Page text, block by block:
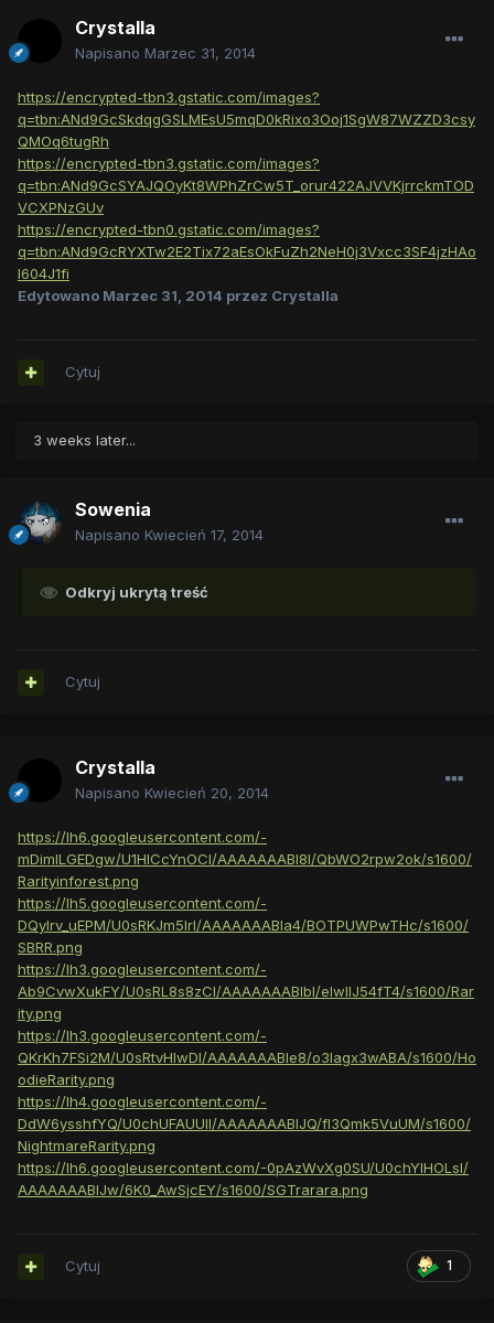
Crystalla
Napisano Marzec 31, 2014
https://encrypted-tbn3.gstatic.com/images?
q=tbn:ANd9GcSkdqgGSLMEsU5mqD0kRixo3Ooj1SgW87WZZD3csy
QMOq6tugRh
https://encrypted-tbn3.gstatic.com/images?
q=tbn:ANd9GcSYAJQOyKt8WPhZrCw5T_orur422AJVVKjrrckmTOD
VCXPNzGUv
https://encrypted-tbn0.gstatic.com/images?
q=tbn:ANd9GcRYXTw2E2Tix72aEsOkFuZh2NeH0j3Vxcc3SF4jzHAo
l604J1fi
Edytowano Marzec 31, 2014 przez Crystalla
Cytuj
3 weeks later...
Sowenia
Napisano Kwiecień 17, 2014
Odkryj ukrytą treść
Cytuj
Crystalla
Napisano Kwiecień 20, 2014
https://lh6.googleusercontent.com/-
mDimILGEDgw/U1HlCcYnOCI/AAAAAAABI8I/QbWO2rpw2ok/s1600/
Rarityinforest.png
https://lh5.googleusercontent.com/-
DQyIrv_uEPM/U0sRKJm5IrI/AAAAAAABIa4/BOTPUWPwTHc/s1600/
SBRR.png
https://lh3.googleusercontent.com/-
Ab9CvwXukFY/U0sRL8s8zCI/AAAAAAABIbI/eIwllJ54fT4/s1600/Rar
ity.png
https://lh3.googleusercontent.com/-
QKrKh7FSi2M/U0sRtvHlwDI/AAAAAAABIe8/o3Iagx3wABA/s1600/Ho
odieRarity.png
https://lh4.googleusercontent.com/-
DdW6ysshfYQ/U0chUFAUUII/AAAAAAABIJQ/fI3Qmk5VuUM/s1600/
NightmareRarity.png
https://lh6.googleusercontent.com/-0pAzWvXg0SU/U0chYIHOLsI/
AAAAAAABIJw/6K0_AwSjcEY/s1600/SGTrarara.png
1
Cytuj